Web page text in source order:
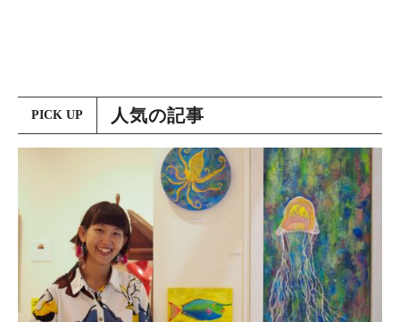
人気の記事
PICK UP